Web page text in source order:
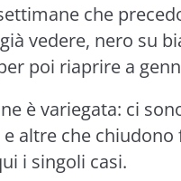
che
vedere, nero su
poi riaprire a
è variegata: ci
e altre che chiudono
i singoli casi.